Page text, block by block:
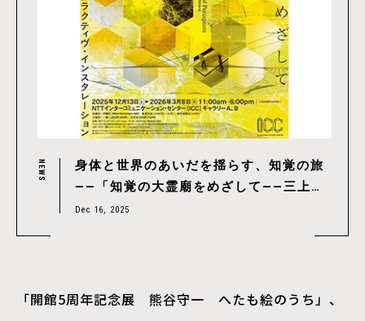
NEWS
身体と世界のあいだを揺らす、知覚の旅
——「知覚の大霊廟をめざして——三上晴
子のインタラクティヴ・インスタレーシ
Dec 16, 2025
「開館5周年記念展 熊谷守一 へたも絵のうち」、